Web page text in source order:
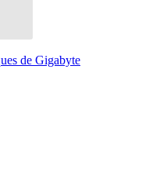
de Gigabyte